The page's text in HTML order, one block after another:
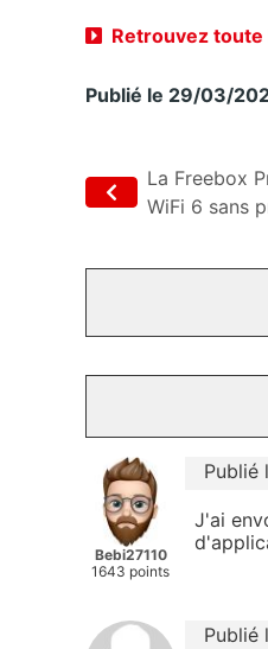
Retrouvez
Publié le 29/03/
La Freebox
WiFi 6 sans
Bebi27110
1643 points
Publié
J'ai
Publié